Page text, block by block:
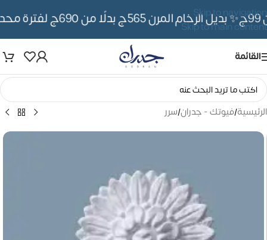
Skip to navigation
Skip to main content
✨ بديل الرخام المرن 565ج بدلًا من 690ج لفترة محدوده
القائمة
الرئيسية/فيوتك - جدران/سرر